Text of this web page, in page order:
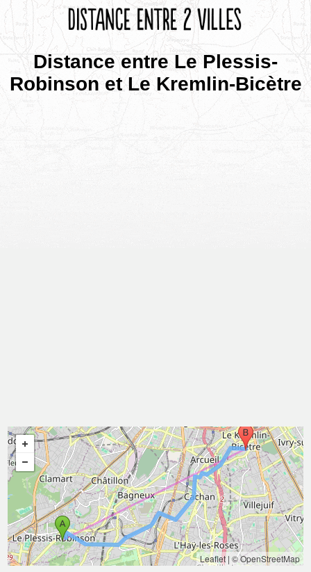
Distance entre Le Plessis-
Robinson et Le Kremlin-Bicètre
Leaflet| © OpenStreetMap